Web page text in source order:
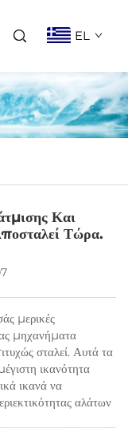
EL
Και
Τώρα.
μερικές
μηχανήματα
σταλεί. Αυτά τα
ικανότητα
ικανά να
αλάτων